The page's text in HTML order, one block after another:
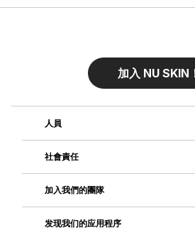
加入 NU SKIN
人員
社會責任
加入我們的團隊
发现我们的应用程序